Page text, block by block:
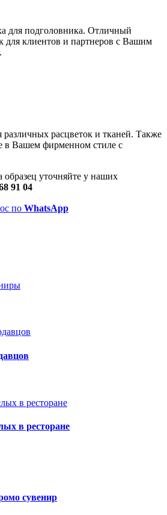
для подголовника. Отличный
для клиентов и партнеров с Вашим
расцветок и тканей. Также
в Вашем фирменном стиле с
уточняйте у наших
91 04
по WhatsApp
в ресторане
сувенир